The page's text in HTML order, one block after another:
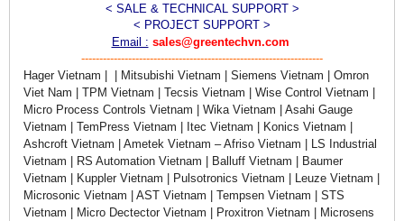
< SALE & TECHNICAL SUPPORT >
< PROJECT SUPPORT >
Email : sales@greentechvn.com
-------------------------------------------------------------------
Hager Vietnam | | Mitsubishi Vietnam | Siemens Vietnam | Omron
Viet Nam | TPM Vietnam | Tecsis Vietnam | Wise Control Vietnam |
Micro Process Controls Vietnam | Wika Vietnam | Asahi Gauge
Vietnam | TemPress Vietnam | Itec Vietnam | Konics Vietnam |
Ashcroft Vietnam | Ametek Vietnam – Afriso Vietnam | LS Industrial
Vietnam | RS Automation Vietnam | Balluff Vietnam | Baumer
Vietnam | Kuppler Vietnam | Pulsotronics Vietnam | Leuze Vietnam |
Microsonic Vietnam | AST Vietnam | Tempsen Vietnam | STS
Vietnam | Micro Dectector Vietnam | Proxitron Vietnam | Microsens